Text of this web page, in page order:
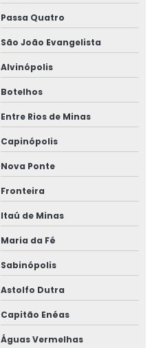
Passa Quatro
São João Evangelista
Alvinópolis
Botelhos
Entre Rios de Minas
Capinópolis
Nova Ponte
Fronteira
Itaú de Minas
Maria da Fé
Sabinópolis
Astolfo Dutra
Capitão Enéas
Águas Vermelhas